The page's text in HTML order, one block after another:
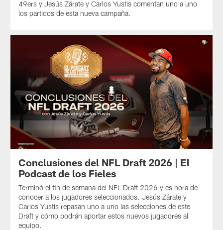
49ers y Jesús Zárate y Carlos Yustis comentan uno a uno
los partidos de esta nueva campaña.
Conclusiones del NFL Draft 2026 | El
Podcast de los Fieles
Terminó el fin de semana del NFL Draft 2026 y es hora de
conocer a los jugadores seleccionados. Jesús Zárate y
Carlos Yustis repasan uno a uno las selecciones de este
Draft y cómo podrán aportar estos nuevos jugadores al
equipo.